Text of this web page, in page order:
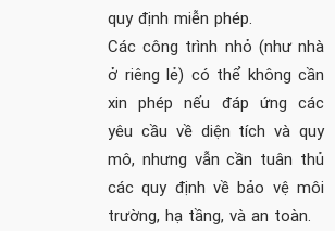
quy định miễn phép.
Các công trình nhỏ (như nhà
ở riêng lẻ) có thể không cần
xin phép nếu đáp ứng các
yêu cầu về diện tích và quy
mô, nhưng vẫn cần tuân thủ
các quy định về bảo vệ môi
trường, hạ tầng, và an toàn.